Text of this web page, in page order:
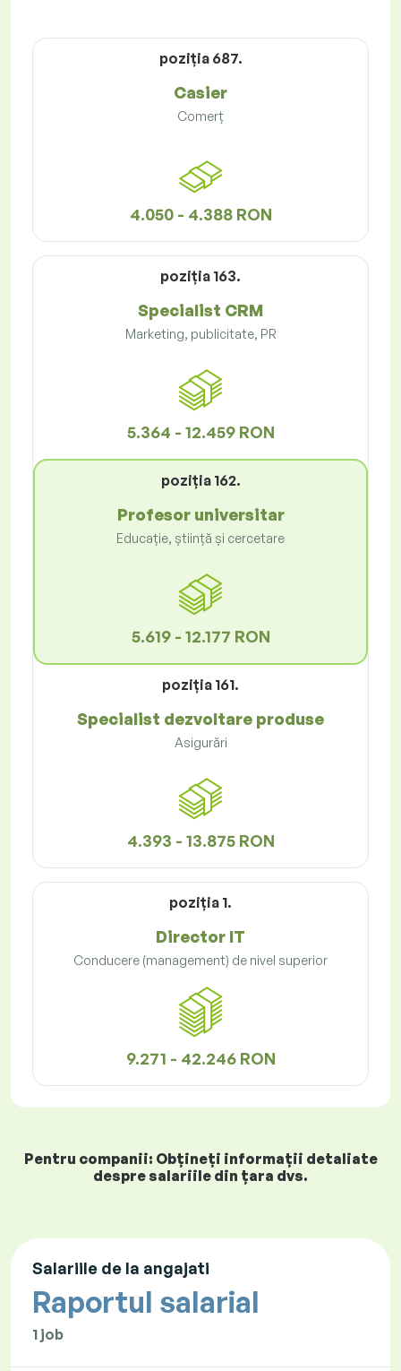
poziţia 687.
Casier
Comerț
4.050 - 4.388 RON
poziţia 163.
Specialist CRM
Marketing, publicitate, PR
5.364 - 12.459 RON
poziţia 162.
Profesor universitar
Educație, știință și cercetare
5.619 - 12.177 RON
poziţia 161.
Specialist dezvoltare produse
Asigurări
4.393 - 13.875 RON
poziţia 1.
Director IT
Conducere (management) de nivel superior
9.271 - 42.246 RON
Pentru companii: Obțineți informații detaliate
despre salariile din țara dvs.
Salariile de la angajati
Raportul salarial
1 job